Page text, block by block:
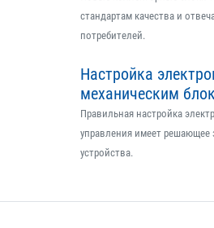
стандартам качества и
потребителей.
Настройка
механическим
Правильная настройка
управления имеет решающее
устройства.